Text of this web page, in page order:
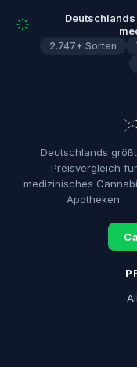
2.747+ Sorten
Deutschlands
Preisvergleich für
medizinisches
Apotheken.